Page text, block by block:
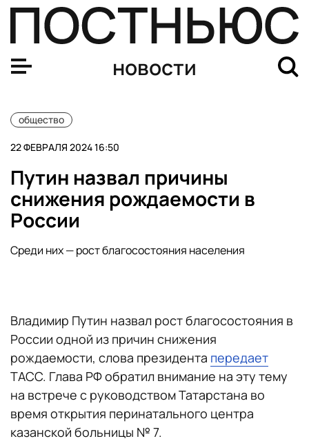
новости
общество
22 ФЕВРАЛЯ 2024 16:50
Путин назвал причины
снижения рождаемости в
России
Среди них — рост благосостояния населения
Владимир Путин назвал рост благосостояния в
России одной из причин снижения
рождаемости, слова президента передает
ТАСС. Глава РФ обратил внимание на эту тему
на встрече с руководством Татарстана во
время открытия перинатального центра
казанской больницы № 7.
В Забайкалье запретили склонять женщин к аборту